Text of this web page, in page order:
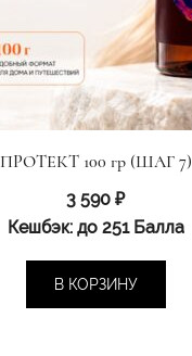
ПРОТЕКТ 100 гр (ШАГ 7)
3 590 ₽
Кешбэк:до 251 Балла
В КОРЗИНУ